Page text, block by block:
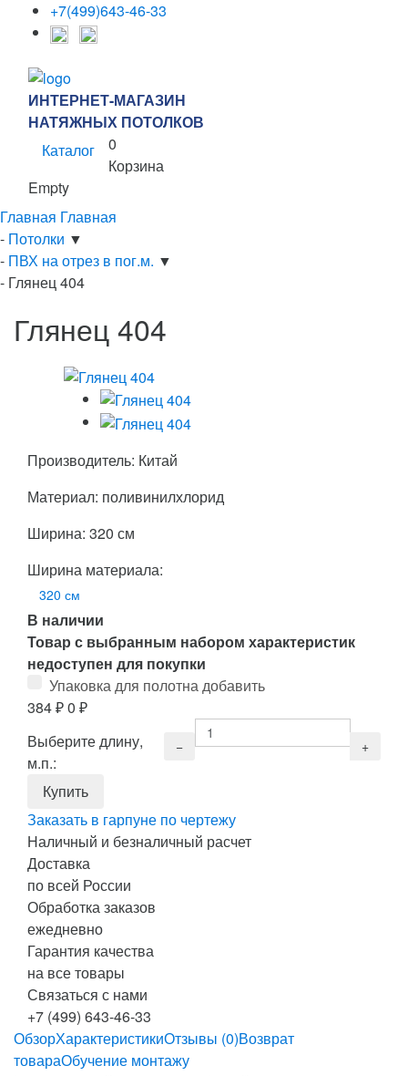
+7(499)643-46-33
ИНТЕРНЕТ-МАГАЗИН
НАТЯЖНЫХ ПОТОЛКОВ
Каталог
0
Корзина
Empty
Главная Главная
- Потолки ▼
- ПВХ на отрез в пог.м. ▼
- Глянец 404
Глянец 404
Производитель: Китай
Материал: поливинилхлорид
Ширина: 320 см
Ширина материала:
320 см
В наличии
Товар с выбранным набором характеристик
недоступен для покупки
Упаковка для полотна добавить
384₽0 ₽
Выберите длину,
м.п.:
Заказать в гарпуне по чертежу
Наличный и безналичный расчет
Доставка
по всей России
Обработка заказов
ежедневно
Гарантия качества
на все товары
Связаться с нами
+7 (499) 643-46-33
ОбзорХарактеристикиОтзывы (0)Возврат
товараОбучение монтажу